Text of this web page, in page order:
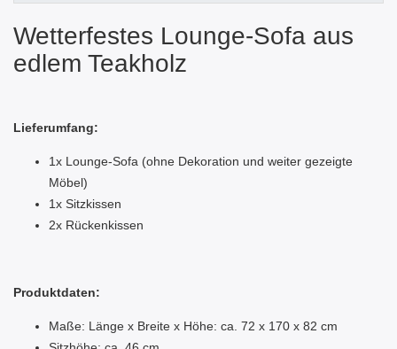
Wetterfestes Lounge-Sofa aus
edlem Teakholz
Lieferumfang:
1x Lounge-Sofa (ohne Dekoration und weiter gezeigte
Möbel)
1x Sitzkissen
2x Rückenkissen
Produktdaten:
Maße: Länge x Breite x Höhe: ca. 72 x 170 x 82 cm